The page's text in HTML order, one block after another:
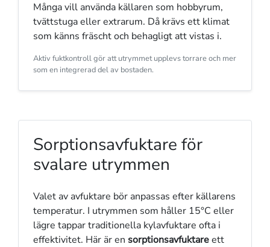
Många vill använda källaren som hobbyrum,
tvättstuga eller extrarum. Då krävs ett klimat
som känns fräscht och behagligt att vistas i.
Aktiv fuktkontroll gör att utrymmet upplevs torrare och mer
som en integrerad del av bostaden.
Sorptionsavfuktare för
svalare utrymmen
Valet av avfuktare bör anpassas efter källarens
temperatur. I utrymmen som håller 15°C eller
lägre tappar traditionella kylavfuktare ofta i
effektivitet. Här är en sorptionsavfuktareett